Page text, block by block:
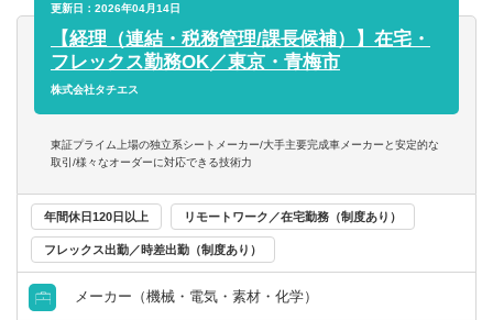
【課題】
税制対応が多く、企画業務ができていない。（税制優遇
対応）
【魅力】
模の会社よりも幅広い経験できスキルアップが可能です。
今後は各事業部や海外子会社とのジョブローテーション等
も推進していく予定です。
【働き方】
更新日：2026年04月14日
【経理（連結・税務管理/課長候補）】在宅・
フレックス勤務OK／東京・青梅市
株式会社タチエス
東証プライム上場の独立系シートメーカー/大手主要完成車メーカーと安定的な
取引/様々なオーダーに対応できる技術力
年間休日120日以上 リモートワーク／在宅勤務（制度あり）
フレックス出勤／時差出勤（制度あり）
メーカー（機械・電気・素材・化学）